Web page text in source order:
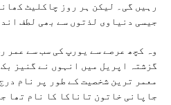
رہیں گی۔ لیکن ہر روز چاکلیٹ
جیسی دنیاوی لذتوں سے بھی لطف
وہ کچھ عرصے سے یورپ کی سب سے عمر
گزشتہ اپریل میں انہوں نے گنیز
معمر ترین شخصیت کے طور پر نام